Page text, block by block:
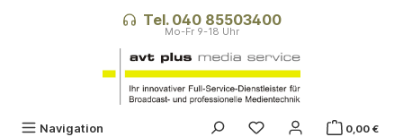
Tel. 040 85503400
Navigation 0,00 €